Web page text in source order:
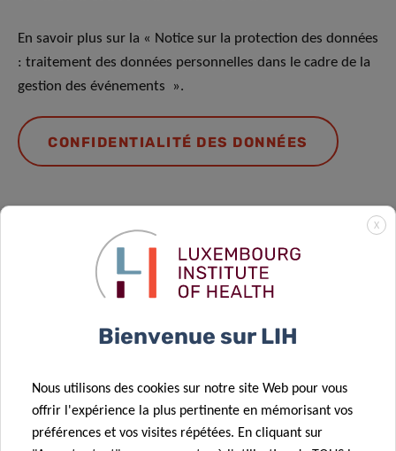
En savoir plus sur la « Notice sur la protection des données
: traitement des données personnelles dans le cadre de la
gestion des événements ».
CONFIDENTIALITÉ DES DONNÉES
Événements à venir
X
Bienvenue sur LIH
Nous utilisons des cookies sur notre site Web pour vous
offrir l'expérience la plus pertinente en mémorisant vos
préférences et vos visites répétées. En cliquant sur